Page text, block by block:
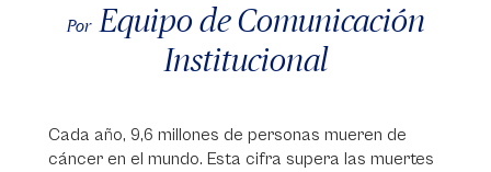
Por Equipo de Comunicación
Institucional
Cada año, 9,6 millones de personas mueren de
cáncer en el mundo. Esta cifra supera las muertes